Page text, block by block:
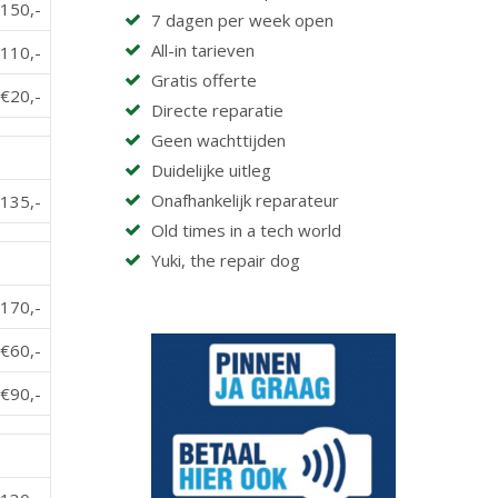
€20,-
€60,-
€90,-
7 dagen per week open
All-in tarieven
Gratis offerte
Directe reparatie
Geen wachttijden
Duidelijke uitleg
Onafhankelijk reparateur
Old times in a tech world
Yuki, the repair dog